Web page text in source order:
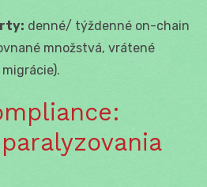
denné/ týždenné on-chain
množstvá, vrátené